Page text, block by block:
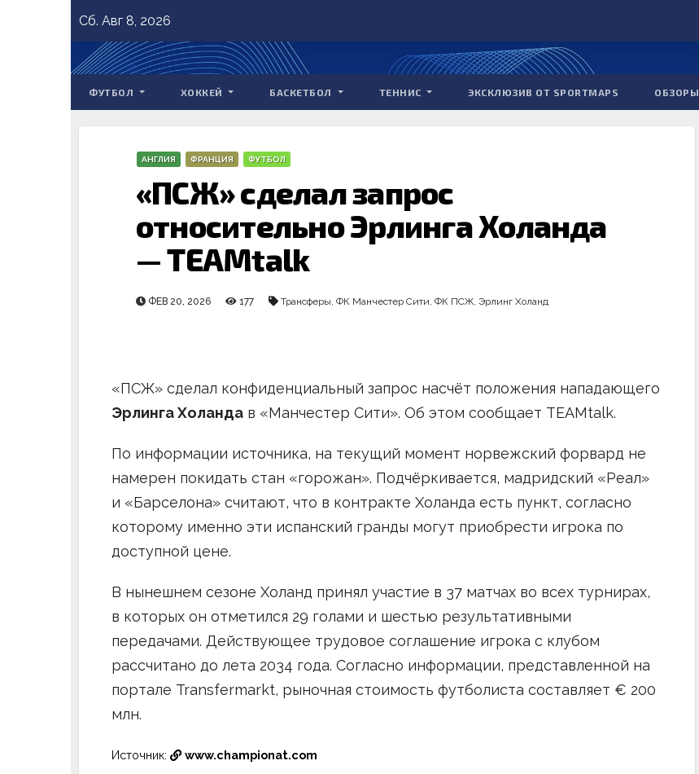
to
content
Сб. Авг 8, 2026
ФУТБОЛ ХОККЕЙ БАСКЕТБОЛ ТЕННИС ЭКСКЛЮЗИВ ОТ SPORTMAPS ОБЗОРЫ
АНГЛИЯ ФРАНЦИЯ ФУТБОЛ
«ПСЖ» сделал запрос
относительно Эрлинга Холанда
— TEAMtalk
ФЕВ 20, 2026 177 Трансферы, ФК Манчестер Сити, ФК ПСЖ, Эрлинг Холанд
«ПСЖ» сделал конфиденциальный запрос насчёт положения нападающего
Эрлинга Холанда в «Манчестер Сити». Об этом сообщает TEAMtalk.
По информации источника, на текущий момент норвежский форвард не
намерен покидать стан «горожан». Подчёркивается, мадридский «Реал»
и «Барселона» считают, что в контракте Холанда есть пункт, согласно
которому именно эти испанский гранды могут приобрести игрока по
доступной цене.
В нынешнем сезоне Холанд принял участие в 37 матчах во всех турнирах,
в которых он отметился 29 голами и шестью результативными
передачами. Действующее трудовое соглашение игрока с клубом
рассчитано до лета 2034 года. Согласно информации, представленной на
портале Transfermarkt, рыночная стоимость футболиста составляет € 200
млн.
Источник: www.championat.com